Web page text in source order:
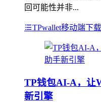
回可能性并非...
TPwallet移动端下载
TP钱包AI-A，让
新引擎